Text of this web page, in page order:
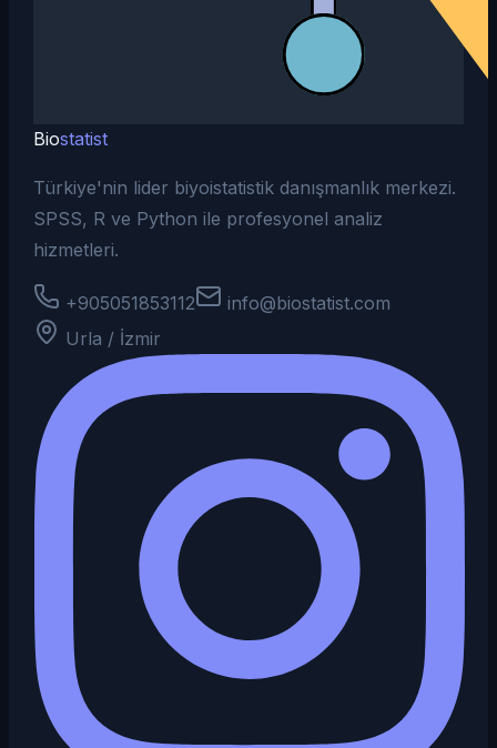
Biostatist
Türkiye'nin lider biyoistatistik danışmanlık merkezi.
SPSS, R ve Python ile profesyonel analiz
hizmetleri.
+905051853112
info@biostatist.com
Urla / İzmir